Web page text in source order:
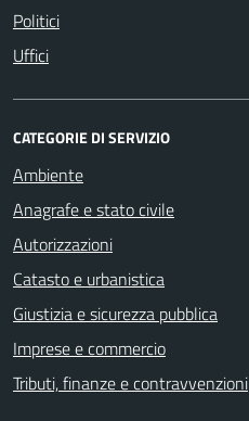
Politici
Uffici
CATEGORIE DI SERVIZIO
Ambiente
Anagrafe e stato civile
Autorizzazioni
Catasto e urbanistica
Giustizia e sicurezza pubblica
Imprese e commercio
Tributi, finanze e contravvenzioni